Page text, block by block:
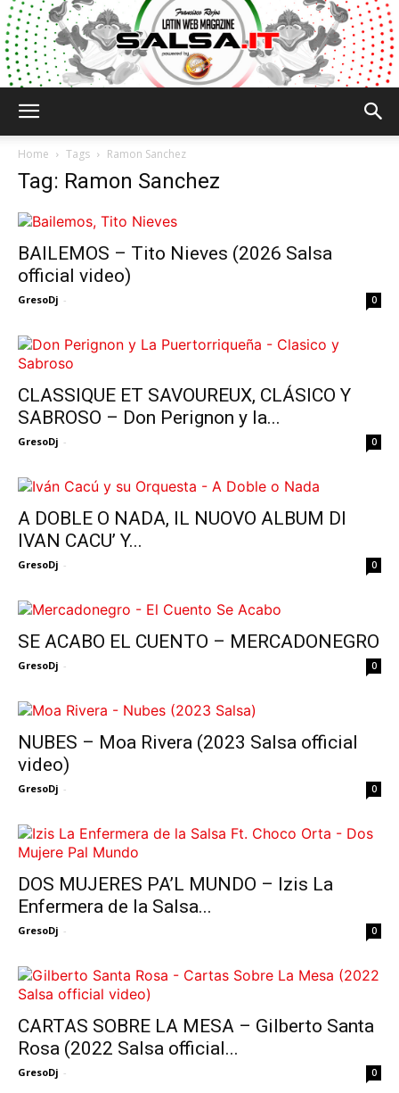
Home Tags Ramon Sanchez
Tag: Ramon Sanchez
BAILEMOS – Tito Nieves (2026 Salsa
official video)
GresoDj - 0
CLASSIQUE ET SAVOUREUX, CLÁSICO Y
SABROSO – Don Perignon y la...
GresoDj - 0
A DOBLE O NADA, IL NUOVO ALBUM DI
IVAN CACU’ Y...
GresoDj - 0
SE ACABO EL CUENTO – MERCADONEGRO
GresoDj - 0
NUBES – Moa Rivera (2023 Salsa official
video)
GresoDj - 0
DOS MUJERES PA’L MUNDO – Izis La
Enfermera de la Salsa...
GresoDj - 0
CARTAS SOBRE LA MESA – Gilberto Santa
Rosa (2022 Salsa official...
GresoDj - 0